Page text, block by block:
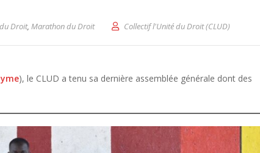
Droit, Marathon du Droit Collectif l'Unité du Droit (CLUD)
), le CLUD a tenu sa dernière assemblée générale dont des